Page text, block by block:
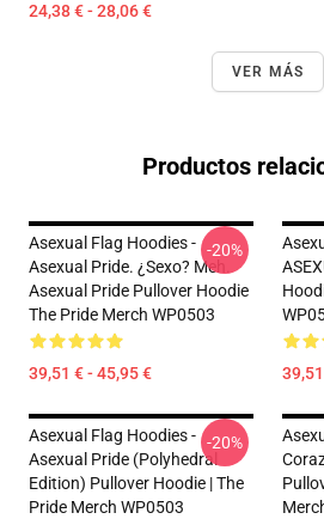
24,38 € - 28,06 €
VER MÁS
Productos
Asexual Flag Hoodies -
Asexual Pride. ¿Sexo? Meh.
Asexual Pride Pullover Hoodie
The Pride Merch WP0503
39,51 € - 45,95 €
-20%
Asexual Flag Hoodies -
Asexual Pride (Polyhedral
Edition) Pullover Hoodie | The
Pride Merch WP0503
-20%